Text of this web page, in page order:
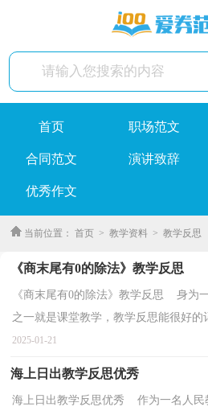
首页 职场范文
合同范文 演讲致辞
优秀作文
当前位置： 首页 > 教学资料 > 教学反思
《商末尾有0的除法》教学反思
《商末尾有0的除法》教学反思 身为
之一就是课堂教学，教学反思能很好的
么问题来了，教学反思应该怎么写？以
2025-01-21
海上日出教学反思优秀
海上日出教学反思优秀 作为一名人民